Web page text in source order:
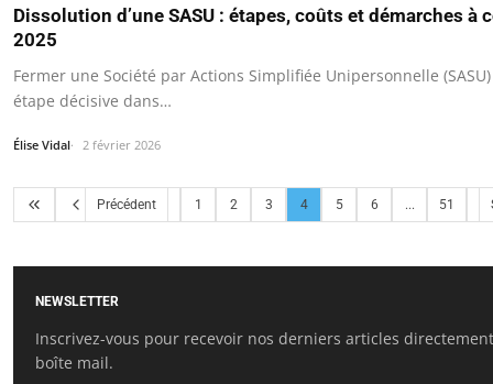
Dissolution d’une SASU : étapes, coûts et démarches à
2025
Fermer une Société par Actions Simplifiée Unipersonnelle
étape décisive dans…
Élise Vidal 2 février 2026
Précédent 1 2 3 4 5 6 ... 51
NEWSLETTER
Inscrivez-vous pour recevoir nos derniers articles
boîte mail.